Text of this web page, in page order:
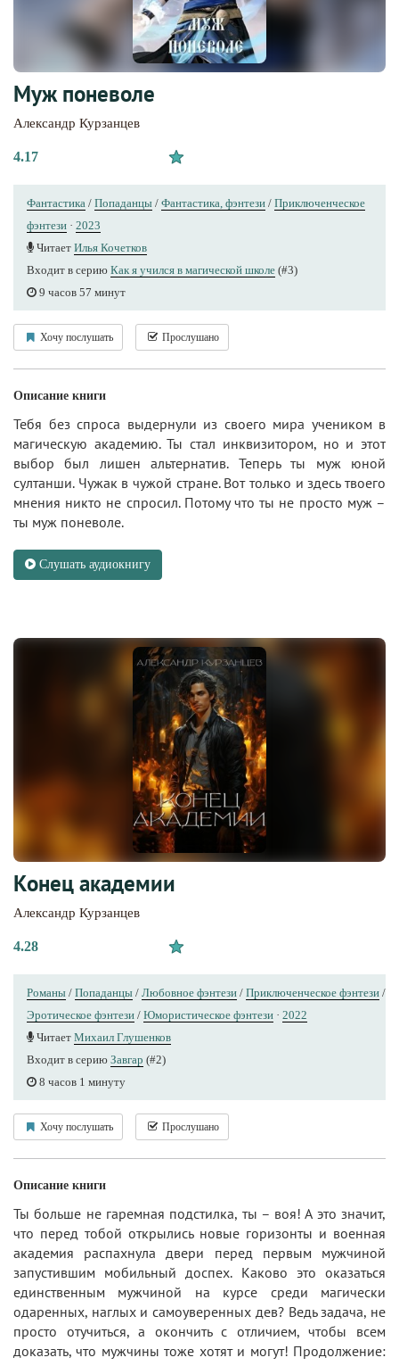
Муж поневоле
Александр Курзанцев
4.17
Фантастика / Попаданцы / Фантастика, фэнтези / Приключенческое
фэнтези · 2023
Читает Илья Кочетков
Входит в серию Как я учился в магической школе (#3)
9 часов 57 минут
Хочу послушать Прослушано
Описание книги
Тебя без спроса выдернули из своего мира учеником в
магическую академию. Ты стал инквизитором, но и этот
выбор был лишен альтернатив. Теперь ты муж юной
султанши. Чужак в чужой стране. Вот только и здесь твоего
мнения никто не спросил. Потому что ты не просто муж –
ты муж поневоле.
Слушать аудиокнигу
Конец академии
Александр Курзанцев
4.28
Романы / Попаданцы / Любовное фэнтези / Приключенческое фэнтези /
Эротическое фэнтези / Юмористическое фэнтези · 2022
Читает Михаил Глушенков
Входит в серию Завгар (#2)
8 часов 1 минуту
Хочу послушать Прослушано
Описание книги
Ты больше не гаремная подстилка, ты – воя! А это значит,
что перед тобой открылись новые горизонты и военная
академия распахнула двери перед первым мужчиной
запустившим мобильный доспех. Каково это оказаться
единственным мужчиной на курсе среди магически
одаренных, наглых и самоуверенных дев? Ведь задача, не
просто отучиться, а окончить с отличием, чтобы всем
доказать, что мужчины тоже хотят и могут! Продолжение: